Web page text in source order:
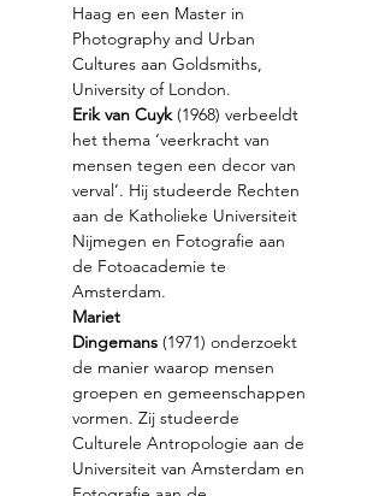
Haag en een Master in
Photography and Urban
Cultures aan Goldsmiths,
University of London.
Erik van Cuyk (1968) verbeeldt
het thema ‘veerkracht van
mensen tegen een decor van
verval’. Hij studeerde Rechten
aan de Katholieke Universiteit
Nijmegen en Fotografie aan
de Fotoacademie te
Amsterdam.
Mariet
Dingemans (1971) onderzoekt
de manier waarop mensen
groepen en gemeenschappen
vormen. Zij studeerde
Culturele Antropologie aan de
Universiteit van Amsterdam en